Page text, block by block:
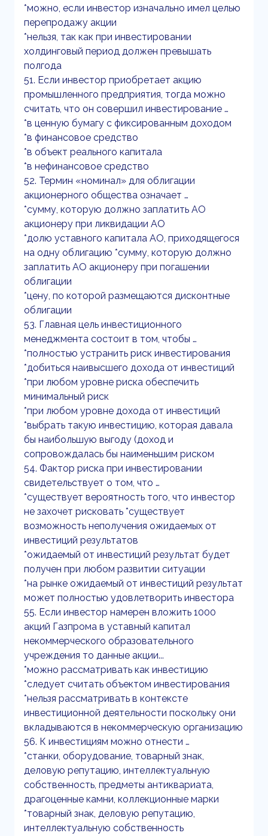
*можно, если инвестор изначально имел целью
перепродажу акции
*нельзя, так как при инвестировании
холдинговый период должен превышать
полгода
51. Если инвестор приобретает акцию
промышленного предприятия, тогда можно
считать, что он совершил инвестирование …
*в ценную бумагу с фиксированным доходом
*в финансовое средство
*в объект реального капитала
*в нефинансовое средство
52. Термин «номинал» для облигации
акционерного общества означает …
*сумму, которую должно заплатить АО
акционеру при ликвидации АО
*долю уставного капитала АО, приходящегося
на одну облигацию *сумму, которую должно
заплатить АО акционеру при погашении
облигации
*цену, по которой размещаются дисконтные
облигации
53. Главная цель инвестиционного
менеджмента состоит в том, чтобы …
*полностью устранить риск инвестирования
*добиться наивысшего дохода от инвестиций
*при любом уровне риска обеспечить
минимальный риск
*при любом уровне дохода от инвестиций
*выбрать такую инвестицию, которая давала
бы наибольшую выгоду (доход и
сопровождалась бы наименьшим риском
54. Фактор риска при инвестировании
свидетельствует о том, что …
*существует вероятность того, что инвестор
не захочет рисковать *существует
возможность неполучения ожидаемых от
инвестиций результатов
*ожидаемый от инвестиций результат будет
получен при любом развитии ситуации
*на рынке ожидаемый от инвестиций результат
может полностью удовлетворить инвестора
55. Если инвестор намерен вложить 1000
акций Газпрома в уставный капитал
некоммерческого образовательного
учреждения то данные акции...
*можно рассматривать как инвестицию
*следует считать объектом инвестирования
*нельзя рассматривать в контексте
инвестиционной деятельности поскольку они
вкладываются в некоммерческую организацию
56. К инвестициям можно отнести …
*станки, оборудование, товарный знак,
деловую репутацию, интеллектуальную
собственность, предметы антиквариата,
драгоценные камни, коллекционные марки
*товарный знак, деловую репутацию,
интеллектуальную собственность